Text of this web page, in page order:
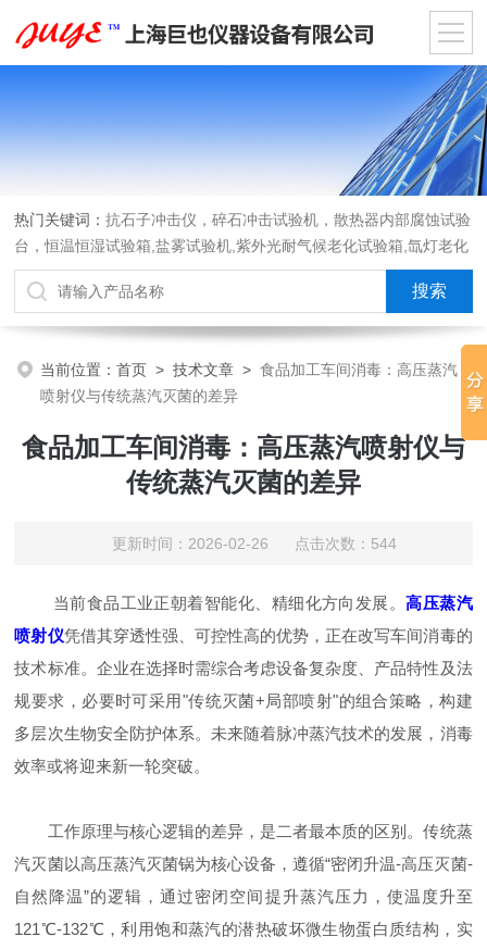
热门关键词：抗石子冲击仪，碎石冲击试验机，散热器内部腐蚀试验
台，恒温恒湿试验箱,盐雾试验机,紫外光耐气候老化试验箱,氙灯老化
试验箱，沙尘试验箱，淋雨试验箱，汽车内饰材料燃烧试验机
当前位置：首页 >技术文章 >食品加工车间消毒：高压蒸汽
喷射仪与传统蒸汽灭菌的差异
食品加工车间消毒：高压蒸汽喷射仪与
传统蒸汽灭菌的差异
更新时间：2026-02-26 点击次数：544
当前食品工业正朝着智能化、精细化方向发展。高压蒸汽
喷射仪凭借其穿透性强、可控性高的优势，正在改写车间消毒的
技术标准。企业在选择时需综合考虑设备复杂度、产品特性及法
规要求，必要时可采用"传统灭菌+局部喷射"的组合策略，构建
多层次生物安全防护体系。未来随着脉冲蒸汽技术的发展，消毒
效率或将迎来新一轮突破。
工作原理与核心逻辑的差异，是二者最本质的区别。传统蒸
汽灭菌以高压蒸汽灭菌锅为核心设备，遵循“密闭升温-高压灭菌-
自然降温”的逻辑，通过密闭空间提升蒸汽压力，使温度升至
121℃-132℃，利用饱和蒸汽的潜热破坏微生物蛋白质结构，实